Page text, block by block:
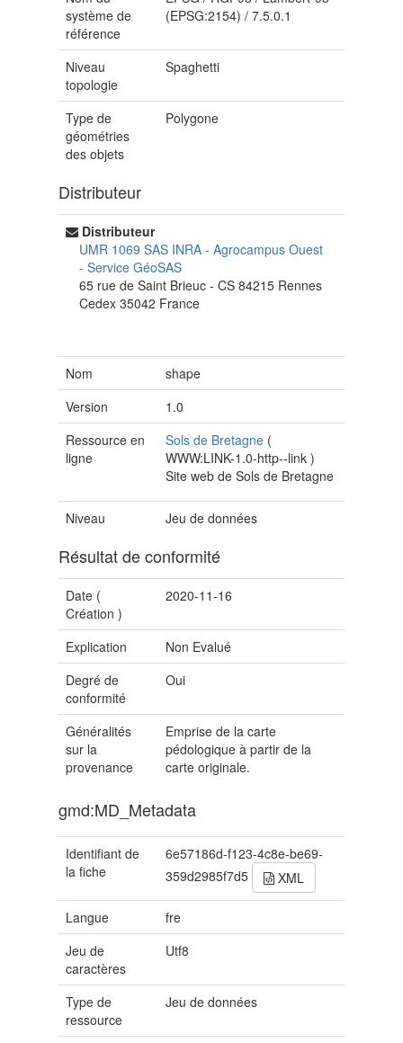
système de
référence
(EPSG:2154)/7.5.0.1
Niveau
topologie
Spaghetti
Type de
géométries
des objets
Polygone
Distributeur
Distributeur
UMR 1069 SAS INRA - Agrocampus Ouest
- Service GéoSAS
65 rue de Saint Brieuc - CS 84215 Rennes
Cedex 35042 France
Nom
shape
Version
1.0
Ressource en
ligne
Sols de Bretagne (
WWW:LINK-1.0-http--link)
Site web de Sols de Bretagne
Niveau Jeu de données
Résultat de conformité
Date (
Création )
2020-11-16
Explication
Non Evalué
Degré de
conformité
Oui
Généralités
sur la
provenance
Emprise de la carte
pédologique à partir de la
carte originale.
gmd:MD_Metadata
Identifiant de
la fiche
6e57186d-f123-4c8e-be69-
359d2985f7d5
XML
Langue
fre
Jeu de
caractères
Utf8
Type de
ressource
Jeu de données